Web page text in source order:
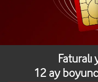
12 ay